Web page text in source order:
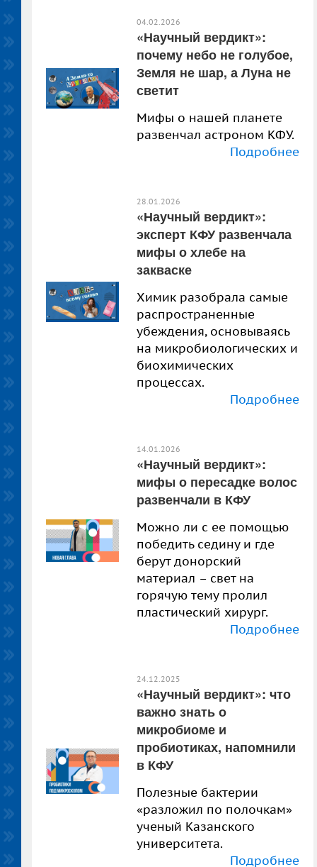
04.02.2026
«Научный вердикт»:
почему небо не голубое,
Земля не шар, а Луна не
светит
Мифы о нашей планете
развенчал астроном КФУ.
Подробнее
28.01.2026
«Научный вердикт»:
эксперт КФУ развенчала
мифы о хлебе на
закваске
Химик разобрала самые
распространенные
убеждения, основываясь
на микробиологических и
биохимических
процессах.
Подробнее
14.01.2026
«Научный вердикт»:
мифы о пересадке волос
развенчали в КФУ
Можно ли с ее помощью
победить седину и где
берут донорский
материал – свет на
горячую тему пролил
пластический хирург.
Подробнее
24.12.2025
«Научный вердикт»: что
важно знать о
микробиоме и
пробиотиках, напомнили
в КФУ
Полезные бактерии
«разложил по полочкам»
ученый Казанского
университета.
Подробнее